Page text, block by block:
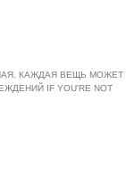
КАЖДАЯ ВЕЩЬ МОЖЕТ
IF YOU'RE NOT